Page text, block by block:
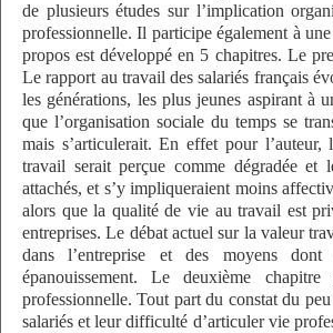
de plusieurs études sur l’implication
professionnelle. Il participe également à
propos est développé en 5 chapitres. Le
Le rapport au travail des salariés français
les générations, les plus jeunes aspirant à
que l’organisation sociale du temps se
mais s’articulerait. En effet pour
travail serait perçue comme dégradée et
attachés, et s’y impliqueraient moins
alors que la qualité de vie au travail est
entreprises. Le débat actuel sur la valeur
dans l’entreprise et des moyens
épanouissement. Le deuxième
professionnelle. Tout part du constat du
salariés et leur difficulté d’articuler vie